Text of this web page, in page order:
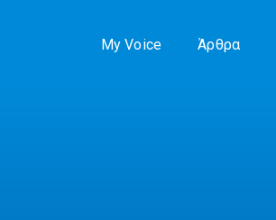
My Voice Άρθρα